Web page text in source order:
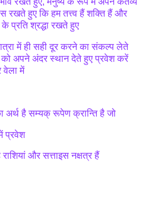
रखते हुए कि हम तत्त्व हैं शक्ति हैं और
प्रति श्रद्धा रखते हुए
में ही सही दूर करने का संकल्प लेते
अपने अंदर स्थान देते हुए प्रवेश करें
वेला में
अर्थ है सम्यक् रूपेण क्रान्ति है जो
प्रवेश
राशियां और सत्ताइस नक्षत्र हैं